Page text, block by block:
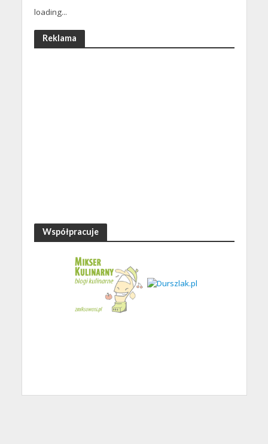
loading...
Reklama
Współpracuje